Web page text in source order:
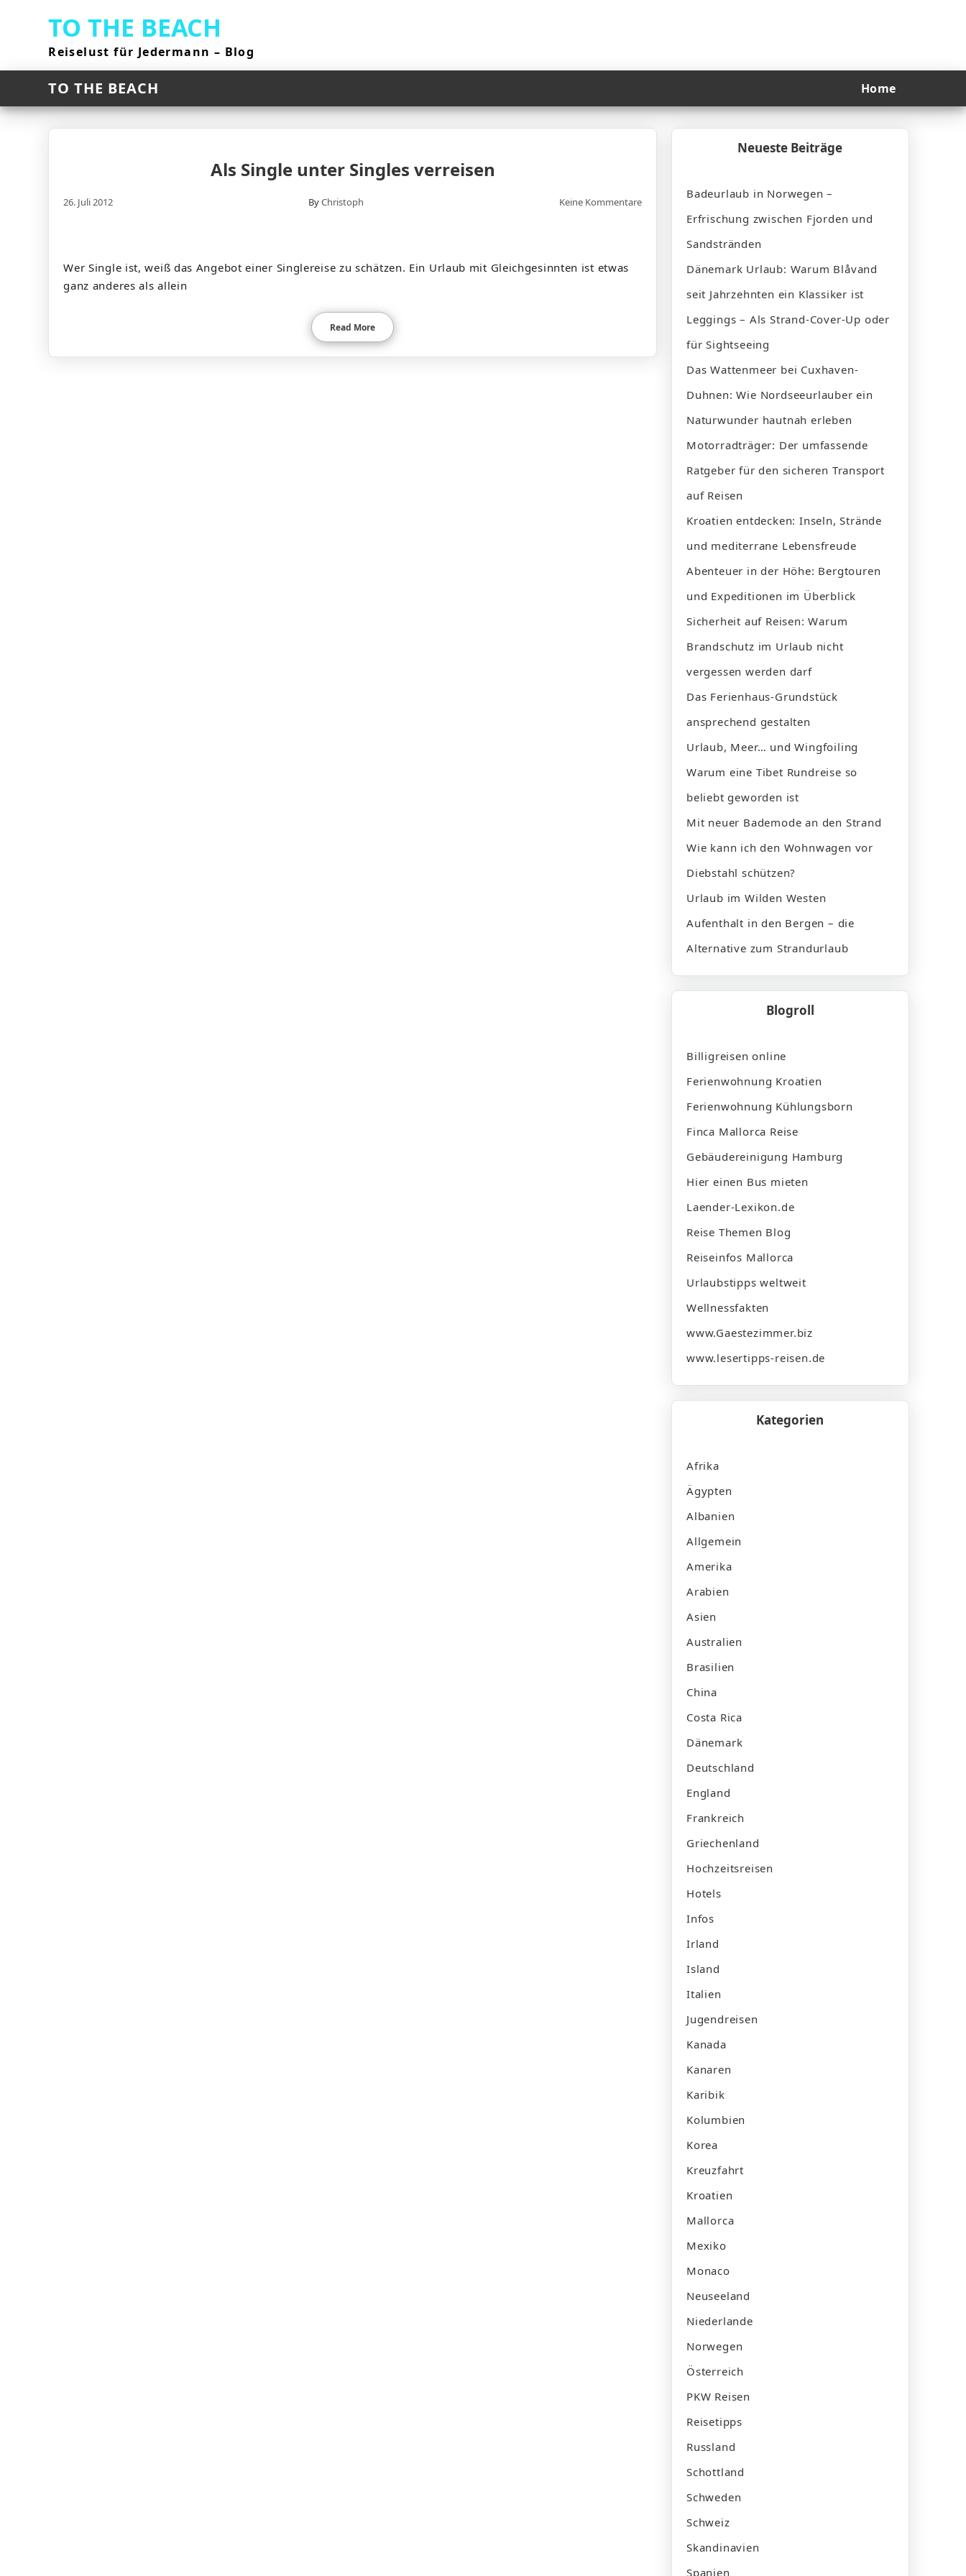
TO THE BEACH
Reiselust für Jedermann – Blog
TO THE BEACH Home
Als Single unter Singles verreisen
26. Juli 2012 ByChristoph Keine Kommentare
Wer Single ist, weiß das Angebot einer Singlereise zu schätzen. Ein Urlaub mit Gleichgesinnten ist etwas
ganz anderes als allein
Read More
Neueste Beiträge
Badeurlaub in Norwegen –
Erfrischung zwischen Fjorden und
Sandstränden
Dänemark Urlaub: Warum Blåvand
seit Jahrzehnten ein Klassiker ist
Leggings – Als Strand-Cover-Up oder
für Sightseeing
Das Wattenmeer bei Cuxhaven-
Duhnen: Wie Nordseeurlauber ein
Naturwunder hautnah erleben
Motorradträger: Der umfassende
Ratgeber für den sicheren Transport
auf Reisen
Kroatien entdecken: Inseln, Strände
und mediterrane Lebensfreude
Abenteuer in der Höhe: Bergtouren
und Expeditionen im Überblick
Sicherheit auf Reisen: Warum
Brandschutz im Urlaub nicht
vergessen werden darf
Das Ferienhaus-Grundstück
ansprechend gestalten
Urlaub, Meer… und Wingfoiling
Warum eine Tibet Rundreise so
beliebt geworden ist
Mit neuer Bademode an den Strand
Wie kann ich den Wohnwagen vor
Diebstahl schützen?
Urlaub im Wilden Westen
Aufenthalt in den Bergen – die
Alternative zum Strandurlaub
Blogroll
Billigreisen online
Ferienwohnung Kroatien
Ferienwohnung Kühlungsborn
Finca Mallorca Reise
Gebäudereinigung Hamburg
Hier einen Bus mieten
Laender-Lexikon.de
Reise Themen Blog
Reiseinfos Mallorca
Urlaubstipps weltweit
Wellnessfakten
www.Gaestezimmer.biz
www.lesertipps-reisen.de
Kategorien
Afrika
Ägypten
Albanien
Allgemein
Amerika
Arabien
Asien
Australien
Brasilien
China
Costa Rica
Dänemark
Deutschland
England
Frankreich
Griechenland
Hochzeitsreisen
Hotels
Infos
Irland
Island
Italien
Jugendreisen
Kanada
Kanaren
Karibik
Kolumbien
Korea
Kreuzfahrt
Kroatien
Mallorca
Mexiko
Monaco
Neuseeland
Niederlande
Norwegen
Österreich
PKW Reisen
Reisetipps
Russland
Schottland
Schweden
Schweiz
Skandinavien
Spanien